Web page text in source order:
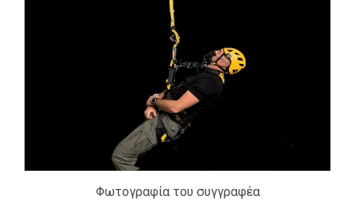
Φωτογραφία του συγγραφέα